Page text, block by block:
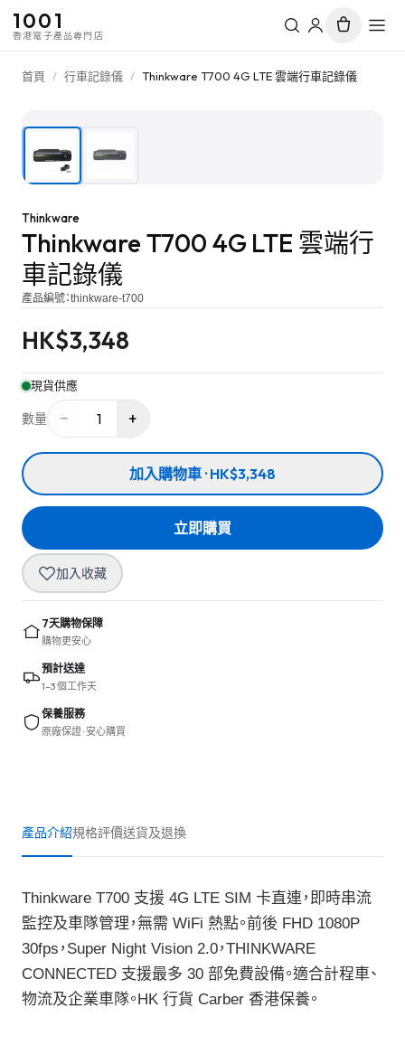
1001
香港電子產品專門店
首頁 / 行車記錄儀 / Thinkware T700 4G LTE 雲端行車記錄儀
Thinkware
Thinkware T700 4G LTE 雲端行
車記錄儀
產品編號：thinkware-t700
HK$3,348
現貨供應
數量 − 1 +
加入購物車 · HK$3,348
立即購買
加入收藏
7天購物保障
購物更安心
預計送達
1–3 個工作天
保養服務
原廠保證 · 安心購買
產品介紹規格評價送貨及退換
Thinkware T700 支援 4G LTE SIM 卡直連，即時串流
監控及車隊管理，無需 WiFi 熱點。前後 FHD 1080P
30fps，Super Night Vision 2.0，THINKWARE
CONNECTED 支援最多 30 部免費設備。適合計程車、
物流及企業車隊。HK 行貨 Carber 香港保養。